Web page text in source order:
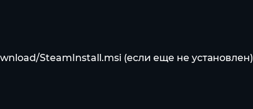
SteamInstall.msi (если еще не установлен)